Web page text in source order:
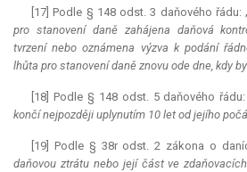
[17] Podle § 148 odst. 3 daňového řádu:
pro stanovení daně zahájena daňová
tvrzení nebo oznámena výzva k podání
lhůta pro stanovení daně znovu ode dne, kdy
[18] Podle § 148 odst. 5 daňového řádu:
končí nejpozději uplynutím 10 let od jejího
[19] Podle § 38r odst. 2 zákona o
daňovou ztrátu nebo její část ve